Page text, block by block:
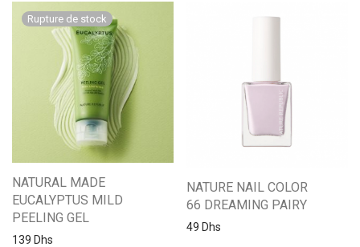
NATURAL MADE
EUCALYPTUS MILD
PEELING GEL
139 Dhs
NATURE NAIL COLOR
66 DREAMING PAIRY
49 Dhs